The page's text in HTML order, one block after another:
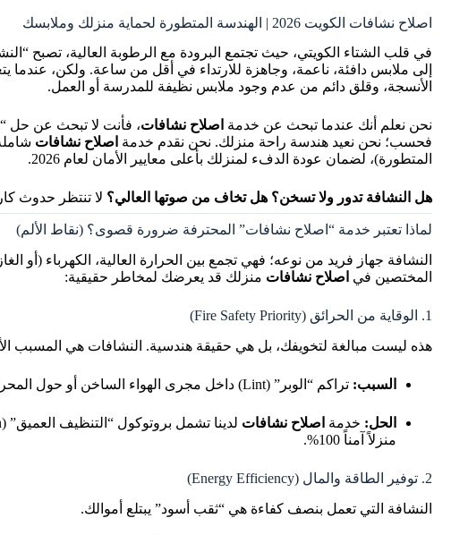
اصلاح نشافات الكويت 2026 | الهندسة المتطورة لحماية منزلك وملابسك
إلى ملابس دافئة، ناعمة، وجاهزة للارتداء في أقل من ساعة. ولكن،
الأنسجة، وقلق دائم من عدم وجود ملابس نظيفة للمدرسة أو العمل.
نحن نعلم أنك عندما تبحث عن خدمة اصلاح نشافات، فأنت لا تبحث عن حل
فحسب؛ نحن نعيد هندسة راحة منزلك. نحن نقدم خدمة اصلاح نشافات
المتطورة)، لضمان عودة الدفء لمنزلك بأعلى معايير الأمان لعام 2026.
هل النشافة تدور ولا تسخن؟ هل تخاف من صوتها العالي؟ لا تنتظر حدوث
لماذا تعتبر خدمة “اصلاح نشافات” المحترفة ضرورة قصوى؟ (نقاط الألم)
النشافة جهاز فريد من نوعه؛ فهي تجمع بين الحرارة العالية، الكهرباء (أو
المختصين في اصلاح نشافات منزلك قد يعرضك لمخاطر حقيقية:
1. الوقاية من الحرائق (Fire Safety Priority)
هذه ليست مبالغة لتخويفك، بل هي حقيقة هندسية. النشافات هي المسبب
السبب: تراكم “الوبر” (Lint) داخل مجرى الهواء الساخن أو حول المحرك. الوبر مادة سريعة الاشتعال جداً، وأي شرارة صغيرة من جهاز معطل قد تسبب حريقاً.
الحل: خدمة اصلاح نشافات
منزلاً آمناً 100%.
2. توفير الطاقة والمال (Energy Efficiency)
النشافة التي تعمل بنصف كفاءة هي “ثقب أسود” يبتلع أموالك.